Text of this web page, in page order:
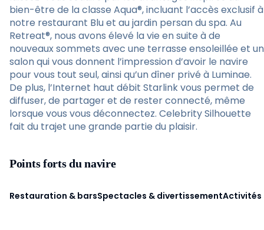
bien-être de la classe Aqua®, incluant l’accès exclusif à
notre restaurant Blu et au jardin persan du spa. Au
Retreat®, nous avons élevé la vie en suite à de
nouveaux sommets avec une terrasse ensoleillée et un
salon qui vous donnent l’impression d’avoir le navire
pour vous tout seul, ainsi qu’un dîner privé à Luminae.
De plus, l’Internet haut débit Starlink vous permet de
diffuser, de partager et de rester connecté, même
lorsque vous vous déconnectez. Celebrity Silhouette
fait du trajet une grande partie du plaisir.
Points forts du navire
Restauration & barsSpectacles & divertissementActivités